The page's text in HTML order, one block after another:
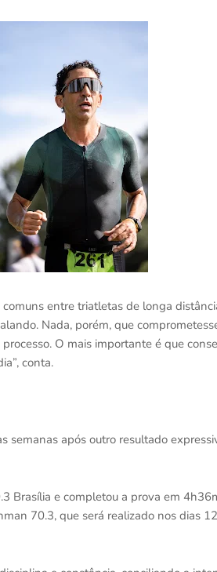
entre triatletas de longa
Nada, porém, que
O mais importante é que
conta.
semanas após outro resultado
Brasília e completou a prova em
70.3, que será realizado nos dias